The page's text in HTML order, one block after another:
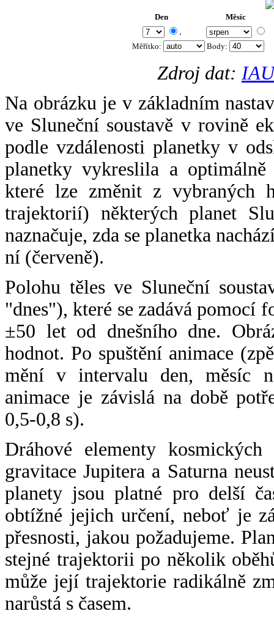
Den Měsíc
.
Měřítko: Body:
Zdroj dat:
Na obrázku je v základním
ve Sluneční soustavě v rovině
podle vzdálenosti planetky v
planetky vykreslila a
které lze změnit z vybraných
trajektorií) některých planet
naznačuje, zda se planetka
ní (červeně).
Polohu těles ve Sluneční
"dnes"), které se zadává pomocí
±50 let od dnešního dne.
hodnot. Po spuštění animace
mění v intervalu den, měsíc
animace je závislá na době
0,5-0,8 s).
Dráhové elementy
gravitace Jupitera a Saturna
planety jsou platné pro delší
obtížné jejich určení, neboť je
přesnosti, jakou požadujeme.
stejné trajektorii po několik
může její trajektorie radikálně
narůstá s časem.